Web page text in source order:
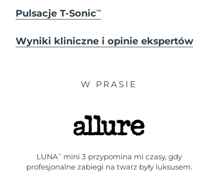
Pulsacje T-SonicTM
Wyniki kliniczne i opinie ekspertów
W PRASIE
LUNATMmini 3 przypomina mi czasy, gdy
profesjonalne zabiegi na twarz były luksusem.